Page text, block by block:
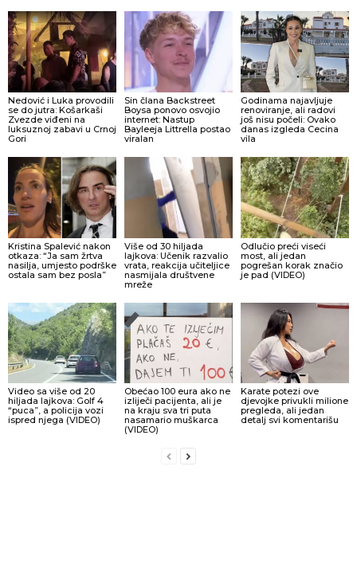
Nedović i Luka provodili
se do jutra: Košarkaši
Zvezde viđeni na
luksuznoj zabavi u Crnoj
Gori
Sin člana Backstreet
Boysa ponovo osvojio
internet: Nastup
Bayleeja Littrella postao
viralan
Godinama najavljuje
renoviranje, ali radovi
još nisu počeli: Ovako
danas izgleda Cecina
vila
Kristina Spalević nakon
otkaza: “Ja sam žrtva
nasilja, umjesto podrške
ostala sam bez posla”
Više od 30 hiljada
lajkova: Učenik razvalio
vrata, reakcija učiteljice
nasmijala društvene
mreže
Odlučio preći viseći
most, ali jedan
pogrešan korak značio
je pad (VIDEO)
Video sa više od 20
hiljada lajkova: Golf 4
“puca”, a policija vozi
ispred njega (VIDEO)
Obećao 100 eura ako ne
izliječi pacijenta, ali je
na kraju sva tri puta
nasamario muškarca
(VIDEO)
Karate potezi ove
djevojke privukli milione
pregleda, ali jedan
detalj svi komentarišu